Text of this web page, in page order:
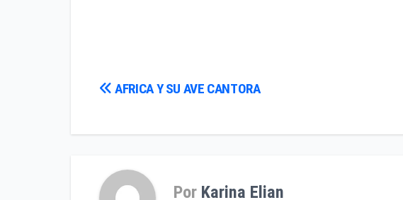
Navegación
AFRICA Y SU AVE CANTORA
Por Karina Elian